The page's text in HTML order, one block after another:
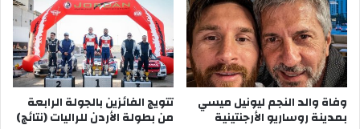
وفاة والد النجم ليونيل ميسي
بمدينة روساريو الأرجنتينية
تتويج الفائزين بالجولة الرابعة
من بطولة الأردن للراليات (نتائج)